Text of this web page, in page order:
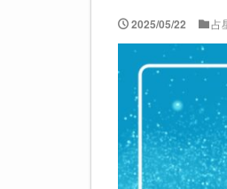
2025/05/22 占